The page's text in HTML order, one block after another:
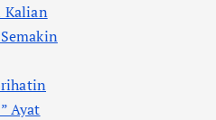
Kalian
Ayat